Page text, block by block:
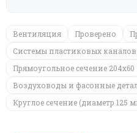
Вентиляция Проверено
Системы пластиковых каналов
Прямоугольное сечение 204х60
Воздуховоды и фасонные
Круглое сечение (диаметр 125